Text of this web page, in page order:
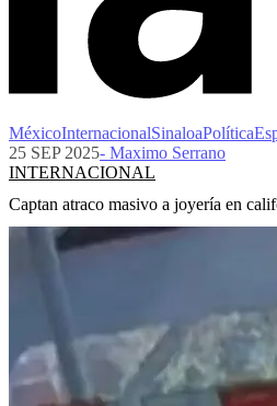
MéxicoInternacionalSinaloaPolítica
25 SEP 2025- Maximo Serrano
INTERNACIONAL
Captan atraco masivo a joyería en